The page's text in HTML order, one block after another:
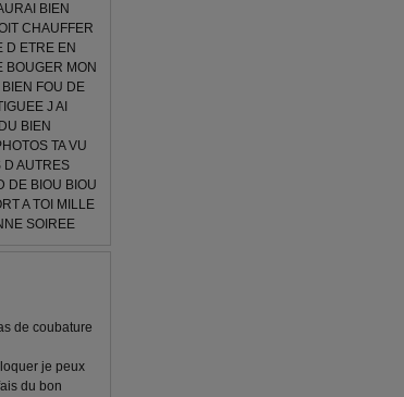
BIEN
CHAUFFER
D ETRE EN
BOUGER MON
FOU DE
J AI
BIEN
TA VU
D AUTRES
DE BIOU BIOU
A TOI MILLE
SOIREE
de coubature
je peux
du bon